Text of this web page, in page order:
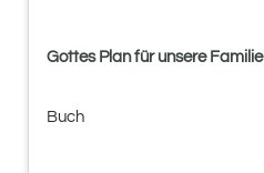
Gottes Plan für unsere Familie
Buch